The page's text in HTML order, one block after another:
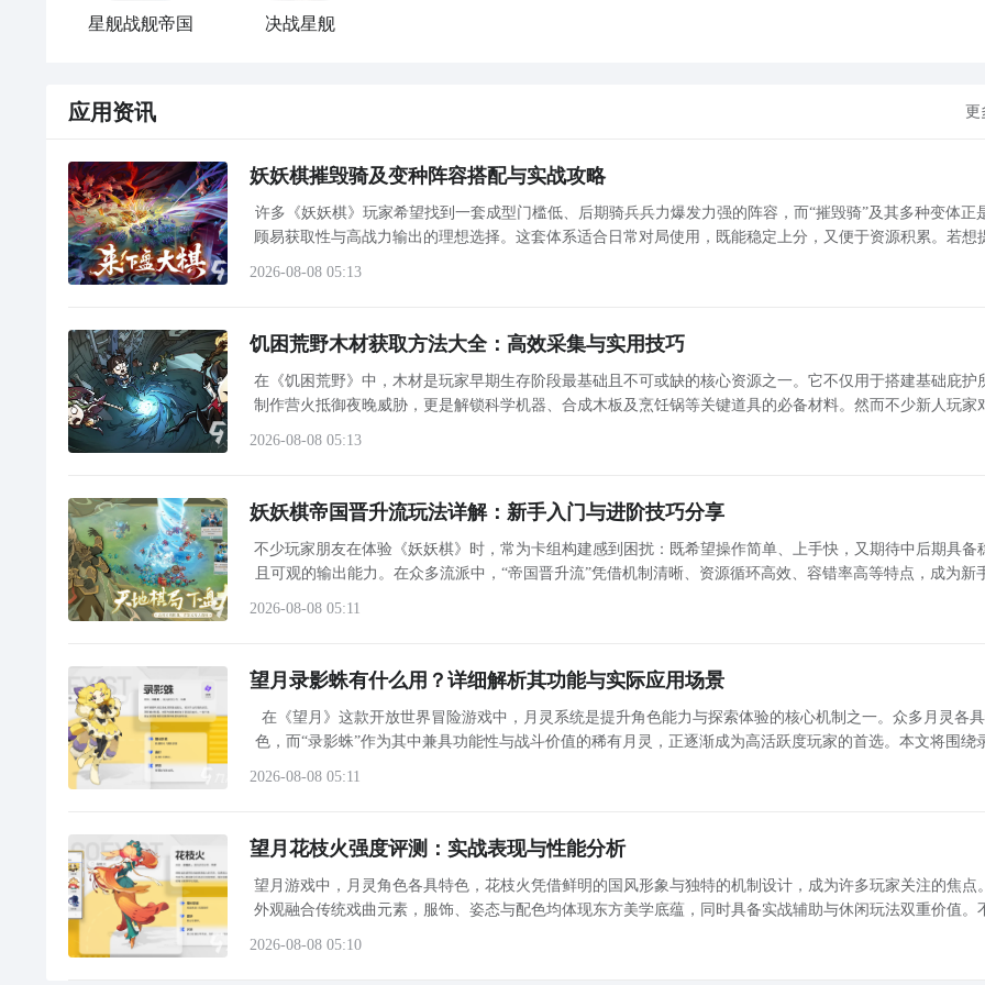
星舰战舰帝国 决战星舰
应用资讯 更
妖妖棋摧毁骑及变种阵容搭配与实战攻略
许多《妖妖棋》玩家希望找到一套成型门槛低、后期骑兵兵力爆发力强的阵容，而“摧毁骑”及其多种变体正
顾易获取性与高战力输出的理想选择。这套体系适合日常对局使用，既能稳定上分，又便于资源积累。若想
2026-08-08 05:13
饥困荒野木材获取方法大全：高效采集与实用技巧
在《饥困荒野》中，木材是玩家早期生存阶段最基础且不可或缺的核心资源之一。它不仅用于搭建基础庇护
制作营火抵御夜晚威胁，更是解锁科学机器、合成木板及烹饪锅等关键道具的必备材料。然而不少新人玩家
2026-08-08 05:13
妖妖棋帝国晋升流玩法详解：新手入门与进阶技巧分享
不少玩家朋友在体验《妖妖棋》时，常为卡组构建感到困扰：既希望操作简单、上手快，又期待中后期具备
且可观的输出能力。在众多流派中，“帝国晋升流”凭借机制清晰、资源循环高效、容错率高等特点，成为新
2026-08-08 05:11
望月录影蛛有什么用？详细解析其功能与实际应用场景
在《望月》这款开放世界冒险游戏中，月灵系统是提升角色能力与探索体验的核心机制之一。众多月灵各
色，而“录影蛛”作为其中兼具功能性与战斗价值的稀有月灵，正逐渐成为高活跃度玩家的首选。本文将围绕
2026-08-08 05:11
望月花枝火强度评测：实战表现与性能分析
望月游戏中，月灵角色各具特色，花枝火凭借鲜明的国风形象与独特的机制设计，成为许多玩家关注的焦点
外观融合传统戏曲元素，服饰、姿态与配色均体现东方美学底蕴，同时具备实战辅助与休闲玩法双重价值。
2026-08-08 05:10